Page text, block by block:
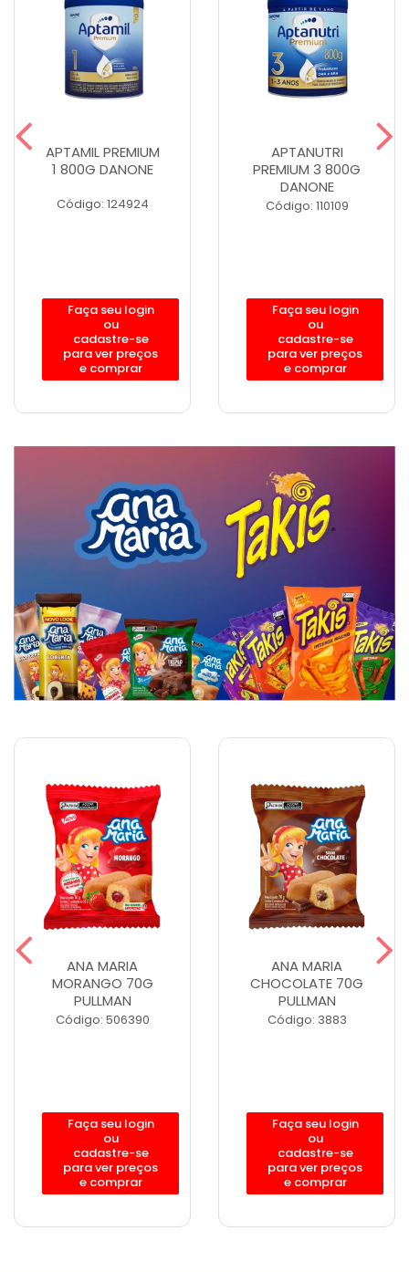
APTAMIL PREMIUM
1 800G DANONE
Código: 124924
Faça seu login
ou
cadastre-se
para ver preços
e comprar
APTANUTRI
PREMIUM 3 800G
DANONE
Código: 110109
Faça seu login
ou
cadastre-se
para ver preços
e comprar
ANA MARIA
MORANGO 70G
PULLMAN
Código: 506390
Faça seu login
ou
cadastre-se
para ver preços
e comprar
ANA MARIA
CHOCOLATE 70G
PULLMAN
Código: 3883
Faça seu login
ou
cadastre-se
para ver preços
e comprar